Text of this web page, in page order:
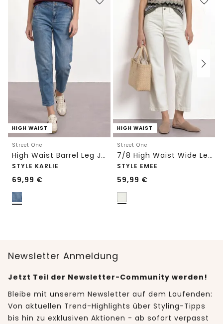
HIGH WAIST
Street One
High Waist Barrel Leg Jeans im Loose Fit
STYLE KARLIE
69,99 €
HIGH WAIST
Street One
7/8 High Waist Wide Leg Jeans im Loose Fit
STYLE EMEE
59,99 €
Newsletter Anmeldung
Jetzt Teil der Newsletter-Community werden!
Bleibe mit unserem Newsletter auf dem Laufenden:
Von aktuellen Trend-Highlights über Styling-Tipps
bis hin zu exklusiven Aktionen - ab sofort verpasst